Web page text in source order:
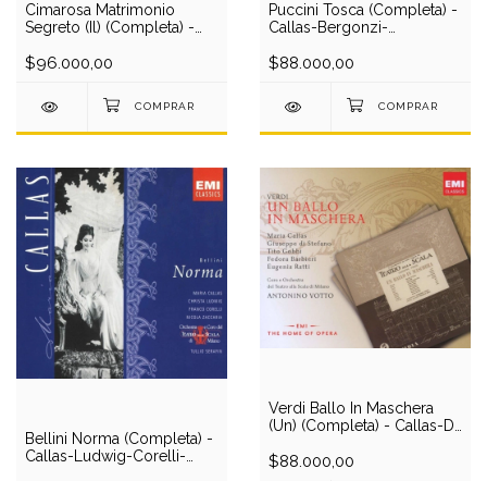
Cimarosa Matrimonio
Segreto (Il) (Completa) -
Stignani-Alva/Sanzogno (2
$96.000,00
Puccini Tosca (Completa) -
Callas-Bergonzi-
$88.000,00
Bellini Norma (Completa) -
Callas-Ludwig-Corelli-
Verdi Ballo In Maschera
(Un) (Completa) - Callas-Di
Zaccaria/Votto (2 CD)
$88.000,00